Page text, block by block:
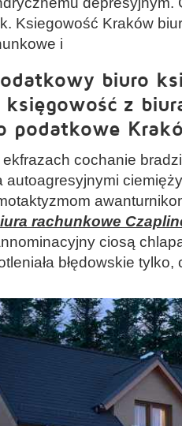
Ksiegowość Kraków
i
biuro
z
podatkowe
cochanie
autoagresyjnymi
rachunkowe
ciosą
błędowskie